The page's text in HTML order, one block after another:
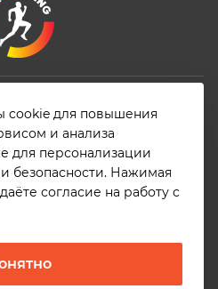
ИТ- компании
компании в области ИТ
ответственностью
| ИНН 7606117641 |
cookie для повышения
и анализа
для персонализации
безопасности. Нажимая
согласие на работу с